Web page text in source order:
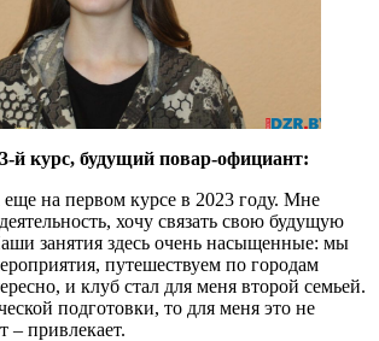
курс, будущий повар-официант:
на первом курсе в 2023 году. Мне
хочу связать свою будущую
занятия здесь очень насыщенные: мы
путешествуем по городам
и клуб стал для меня второй семьей.
подготовки, то для меня это не
– привлекает.